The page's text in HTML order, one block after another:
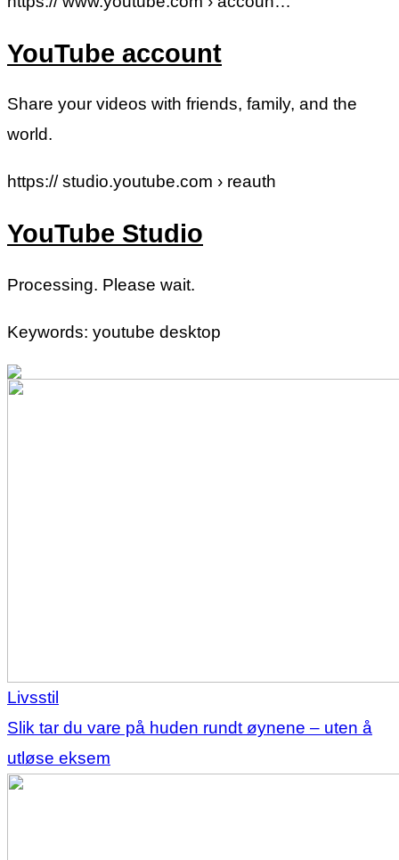
YouTube account
Share your videos with friends, family, and the
world.
https:// studio.youtube.com › reauth
YouTube Studio
Processing. Please wait.
Keywords: youtube desktop
Livsstil
Slik tar du vare på huden rundt øynene – uten å
utløse eksem